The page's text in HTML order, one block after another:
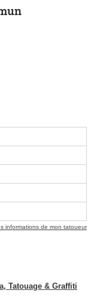
informations de mon tatoueur
Tatouage & Graffiti